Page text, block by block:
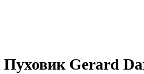
Пуховик Gerard